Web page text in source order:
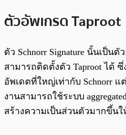
ตัวอัพเกรด Taproot
ตัว Schnorr Signature นั้นเป็น
สามารถติดตั้งตัว Taproot ได้
อัพเดตที่ใหญ่เท่ากับ Schnorr
งานสามารถใช้ระบบ
สร้างความเป็นส่วนตัวมากขึ้น